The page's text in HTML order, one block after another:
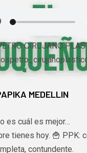
CIRUJANO
MEDELLIN
es cuál es mejor…
tienes hoy. 🍟 PPK:
contundente.